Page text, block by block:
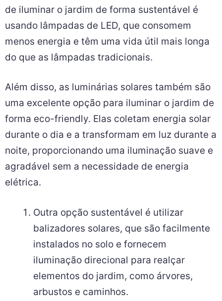
de iluminar o jardim de forma sustentável é
usando lâmpadas de LED, que consomem
menos energia e têm uma vida útil mais longa
do que as lâmpadas tradicionais.
Além disso, as luminárias solares também são
uma excelente opção para iluminar o jardim de
forma eco-friendly. Elas coletam energia solar
durante o dia e a transformam em luz durante a
noite, proporcionando uma iluminação suave e
agradável sem a necessidade de energia
elétrica.
Outra opção sustentável é utilizar
balizadores solares, que são facilmente
instalados no solo e fornecem
iluminação direcional para realçar
elementos do jardim, como árvores,
arbustos e caminhos.